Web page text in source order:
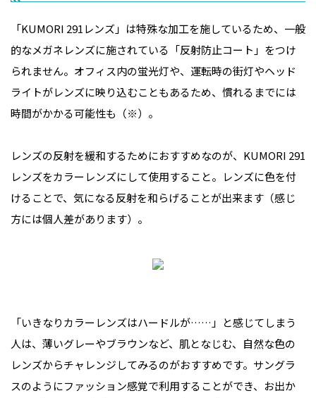
「KUMORI 291レンズ」は特殊な加工を施しているため、一般
的なメガネレンズに施されている「反射防止コート」をつけ
られません。オフィス内の蛍光灯や、運転時の街灯やヘッド
ライトがレンズに映り込むこともあるため、慣れるまでには
時間がかかる可能性も（※）。
レンズの反射を緩和するためにおすすめなのが、KUMORI 291
レンズをカラーレンズにして使用すること。レンズに色を付
けることで、気になる反射を和らげることが出来ます（感じ
方には個人差があります）。
「いきなりカラーレンズはハードルが……」と感じてしまう
人は、薄いグレーやブラウンなど、肌となじむ、自然な色の
レンズからチャレンジしてみるのがおすすめです。サングラ
スのようにファッション感覚で利用することができ、お出か